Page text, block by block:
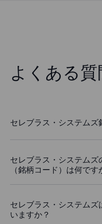
よくある質
セレブラス・システムズ
セレブラス・システム
（銘柄コード）は何です
セレブラス・システムズ
いますか？